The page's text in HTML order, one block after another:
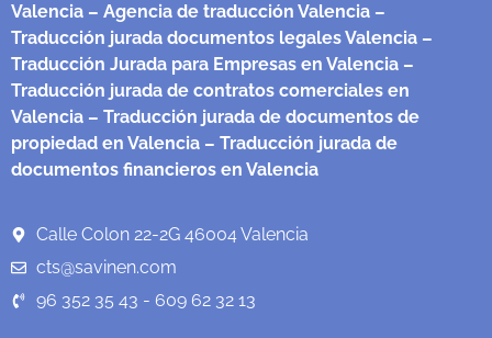
Valencia – Agencia de traducción Valencia –
Traducción jurada documentos legales Valencia –
Traducción Jurada para Empresas en Valencia –
Traducción jurada de contratos comerciales en
Valencia – Traducción jurada de documentos de
propiedad en Valencia – Traducción jurada de
documentos financieros en Valencia
Calle Colon 22-2G 46004 Valencia
cts@savinen.com
96 352 35 43 - 609 62 32 13